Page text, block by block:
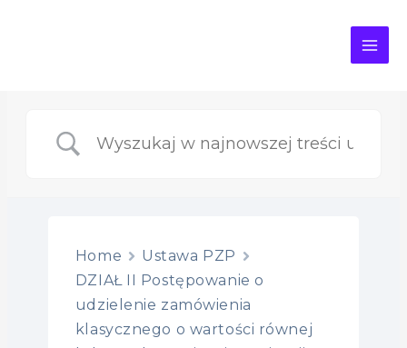
Home
Ustawa PZP
DZIAŁ II Postępowanie o
udzielenie zamówienia
klasycznego o wartości równej